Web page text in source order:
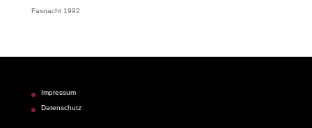
Fasnacht 1992
Impressum
Datenschutz